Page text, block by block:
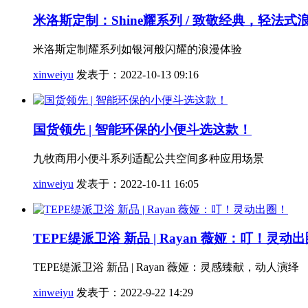
米洛斯定制：Shine耀系列 / 致敬经典，轻法式
米洛斯定制耀系列如银河般闪耀的浪漫体验
xinweiyu 发表于：2022-10-13 09:16
国货领先 | 智能环保的小便斗选这款！
九牧商用小便斗系列适配公共空间多种应用场景
xinweiyu 发表于：2022-10-11 16:05
TEPE缇派卫浴 新品 | Rayan 薇娅：叮！灵动出
TEPE缇派卫浴 新品 | Rayan 薇娅：灵感臻献，动人演绎
xinweiyu 发表于：2022-9-22 14:29